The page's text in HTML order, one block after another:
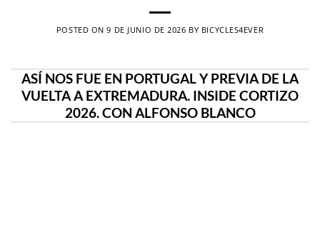
POSTED ON9 DE JUNIO DE 2026 BY BICYCLES4EVER
ASÍ NOS FUE EN PORTUGAL Y PREVIA DE LA
VUELTA A EXTREMADURA. INSIDE CORTIZO
2026. CON ALFONSO BLANCO